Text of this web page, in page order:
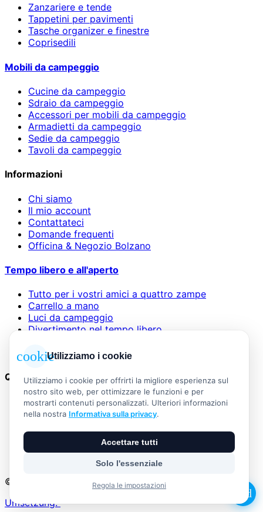
Zanzariere e tende
Tappetini per pavimenti
Tasche organizer e finestre
Coprisedili
Mobili da campeggio
Cucine da campeggio
Sdraio da campeggio
Accessori per mobili da campeggio
Armadietti da campeggio
Sedie da campeggio
Tavoli da campeggio
Informazioni
Chi siamo
Il mio account
Contattateci
Domande frequenti
Officina & Negozio Bolzano
Tempo libero e all'aperto
Tutto per i vostri amici a quattro zampe
Carrello a mano
Luci da campeggio
Divertimento nel tempo libero
Protezione dal vento e dal sole
Questioni legali
AGB
Informazioni legali
Widerrufsbelehrung
Versand & Zahlung
Vertrag widerrufen
© 2026 Outdoor Living Alle Rechte vorbehalten
Umsetzung:
cookieUtilizziamo i cookie
Utilizziamo i cookie per offrirti la migliore esperienza sul
nostro sito web, per ottimizzare le funzioni e per
mostrarti contenuti personalizzati. Ulteriori informazioni
nella nostra Informativa sulla privacy.
Accettare tutti
Solo l'essenziale
Regola le impostazioni
add